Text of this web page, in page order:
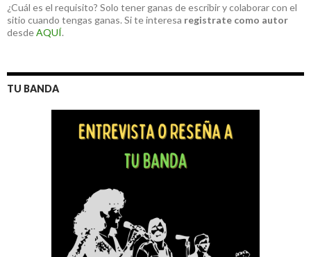
¿Cuál es el requisito? Solo tener ganas de escribir y colaborar con el
sitio cuando tengas ganas. Si te interesa registrate como autor
desdeAQUÍ.
TU BANDA